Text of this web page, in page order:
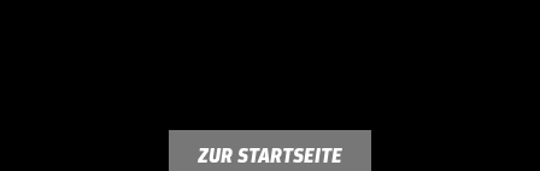
ZUR STARTSEITE